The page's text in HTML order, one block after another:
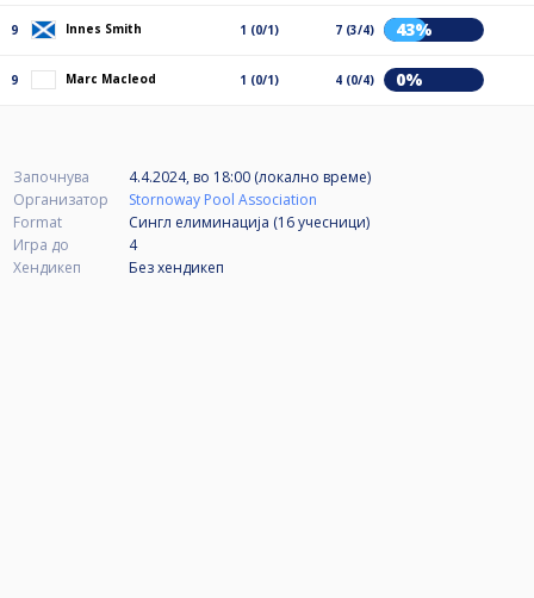
9 Innes Smith 1 (0/1) 7 (3/4) 43%
9 Marc Macleod 1 (0/1) 4 (0/4) 0%
Започнува
4.4.2024, во 18:00 (локално време)
Организатор
Stornoway Pool Association
Format
Сингл елиминација (16учесници)
Игра до
4
Хендикеп
Без хендикеп